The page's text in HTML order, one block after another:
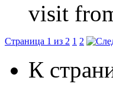
visit
Страница 1 из 2 1 2
К